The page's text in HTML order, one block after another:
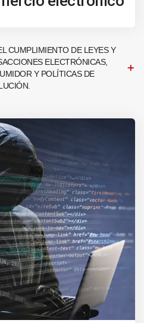
CUMPLIMIENTO DE LEYES Y
ELECTRÓNICAS,
Y POLÍTICAS DE